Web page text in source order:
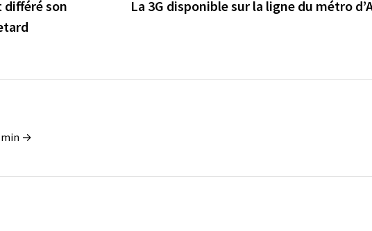
différé son
La 3G disponible sur la ligne du métro
→